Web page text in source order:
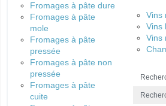
Fromages à pâte dure
Fromages à pâte
mole
Fromages à pâte
pressée
Fromages à pâte non
pressée
Fromages à pâte
cuite
Vins
Vins
Vins